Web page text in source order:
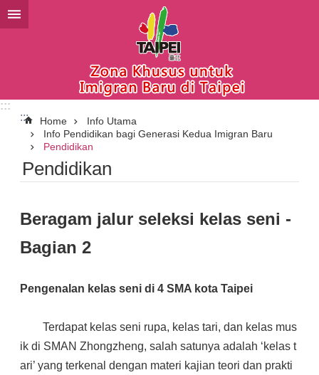
Lompat ke blok konten utama
:::
:::
Home
Info Utama
Info Pendidikan bagi Generasi Kedua Imigran Baru
Pendidikan
Pendidikan
Beragam jalur seleksi kelas seni -
Bagian 2
Pengenalan kelas seni di 4 SMA kota Taipei
Terdapat kelas seni rupa, kelas tari, dan kelas mus
ik di SMAN Zhongzheng, salah satunya adalah ‘kelas t
ari’ yang terkenal dengan materi kajian teori dan prakti